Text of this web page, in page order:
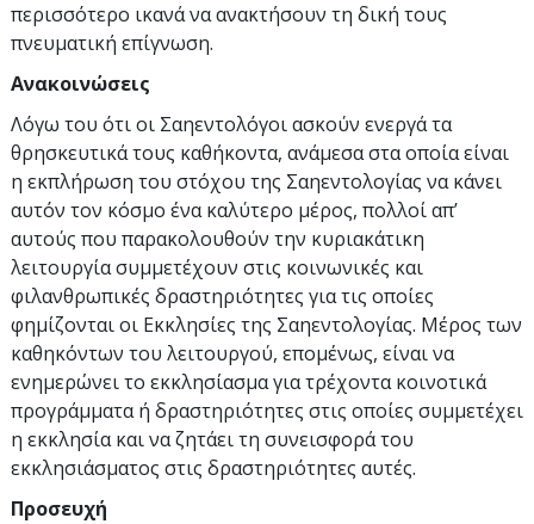
περισσότερο ικανά να ανακτήσουν τη δική τους
πνευματική επίγνωση.
Ανακοινώσεις
Λόγω του ότι οι Σαηεντολόγοι ασκούν ενεργά τα
θρησκευτικά τους καθήκοντα, ανάμεσα στα οποία είναι
η εκπλήρωση του στόχου της Σαηεντολογίας να κάνει
αυτόν τον κόσμο ένα καλύτερο μέρος, πολλοί απ’
αυτούς που παρακολουθούν την κυριακάτικη
λειτουργία συμμετέχουν στις κοινωνικές και
φιλανθρωπικές δραστηριότητες για τις οποίες
φημίζονται οι Εκκλησίες της Σαηεντολογίας. Μέρος των
καθηκόντων του λειτουργού, επομένως, είναι να
ενημερώνει το εκκλησίασμα για τρέχοντα κοινοτικά
προγράμματα ή δραστηριότητες στις οποίες συμμετέχει
η εκκλησία και να ζητάει τη συνεισφορά του
εκκλησιάσματος στις δραστηριότητες αυτές.
Προσευχή